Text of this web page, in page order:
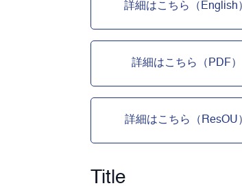
詳細はこちら（English
詳細はこちら（PDF）
詳細はこちら（ResOU
Title